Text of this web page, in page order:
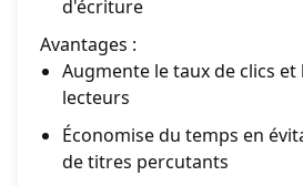
d'écriture
Avantages :
Augmente le taux de clics
lecteurs
Économise du temps en
de titres percutants